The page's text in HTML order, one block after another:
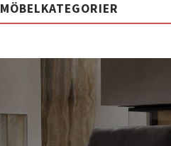
MÖBELKATEGORIER